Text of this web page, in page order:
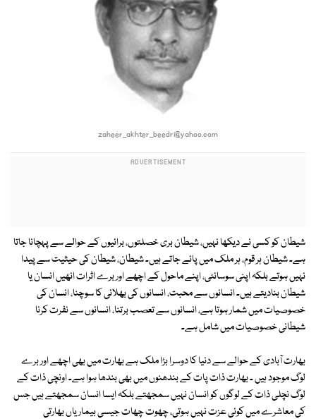
zaheer_akhter_beedri@yahoo.com
شیطان کو کسی نے دیکھا نہیں، شیطان بری خصلتوں، برائیوں کے حوالے سے پہچانا جاتا
ہے۔ شیطان ہر قوم، ہر ملک میں پائے جاتے ہیں۔ شیطان، شیطان کی حیثیت سے پیدا
نہیں ہوتے بلکہ اپنی سوسائٹی، اپنے ماحول کے اچھے اور برے اثرات انھیں انسان یا
شیطان بنادیتے ہیں۔ انسانوں سے محبت، انسانوں کی بھلائی کا سوچنا، انسان کی
خصوصیات میں شمار ہوتا ہے، انسانوں سے تعصب برتنا، انسانوں سے نفرت کرنا
شیطانی خصوصیات میں شامل ہے۔
بھارت آبادی کے حوالے سے دنیا کا دوسرا بڑا ملک ہے بھارت میں بھی اچھے اور برے
لوگ موجود ہیں ۔ بھارت ذات پات کے بندھنوں میں بھی بندھا ہوا ہے۔ اونچی ذات کے
لوگ نچلی ذات کے لوگوں کو انسان نہیں سمجھتے بلکہ ایسا انسان سمجھتے ہیں جس
کی معاشرے میں کوئی عزت نہیں ہوتی، چھوت چھات جیسی بیماریاں بھارتی